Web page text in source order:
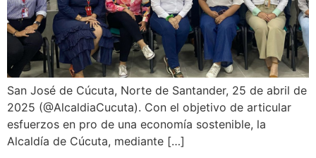
San José de Cúcuta, Norte de Santander, 25 de abril de
2025 (@AlcaldiaCucuta). Con el objetivo de articular
esfuerzos en pro de una economía sostenible, la
Alcaldía de Cúcuta, mediante […]